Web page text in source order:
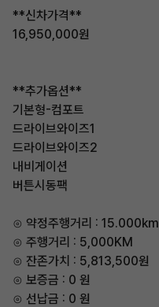
**신차가격**
16,950,000원
**추가옵션**
기본형-컴포트
드라이브와이즈1
드라이브와이즈2
내비게이션
버튼시동팩
⊙ 약정주행거리 : 15.000km
⊙ 주행거리 : 5,000KM
⊙ 잔존가치 : 5,813,500원
⊙ 보증금 : 0 원
⊙ 선납금 : 0 원